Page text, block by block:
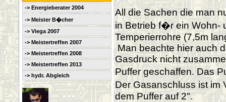
-> Energieberater 2004
-> Meister B�cher
-> Viega 2007
-> Meistertreffen 2007
-> Meistertreffen 2008
-> Meistertreffen 2013
-> hydr. Abgleich
All die Sachen die man
in Betrieb f�r ein
Temperierrohre (7,5m
Man beachte hier auch
Gasdruck nicht
Puffer geschaffen. Das
Der Gasanschluss ist im
dem Puffer auf 2".